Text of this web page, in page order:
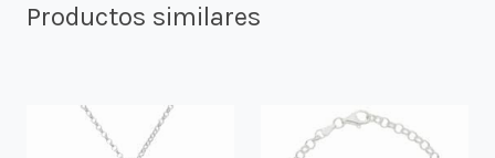
Productos similares